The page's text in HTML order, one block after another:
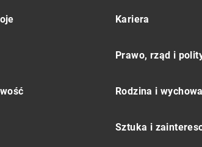
Kariera
Prawo, rząd i
Rodzina i
Sztuka i